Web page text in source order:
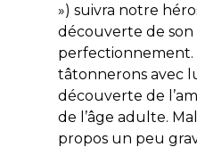
») suivra notre
découverte de son
perfectionnement.
tâtonnerons avec
découverte de
de l’âge adulte.
propos un peu